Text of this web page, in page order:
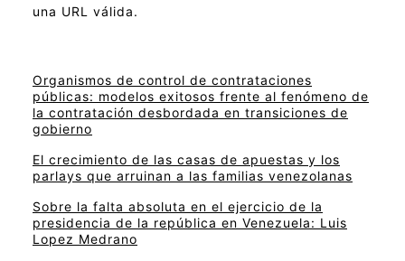
una URL válida.
Organismos de control de contrataciones
públicas: modelos exitosos frente al fenómeno de
la contratación desbordada en transiciones de
gobierno
El crecimiento de las casas de apuestas y los
parlays que arruinan a las familias venezolanas
Sobre la falta absoluta en el ejercicio de la
presidencia de la república en Venezuela: Luis
Lopez Medrano